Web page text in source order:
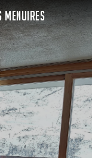
MENUIRES